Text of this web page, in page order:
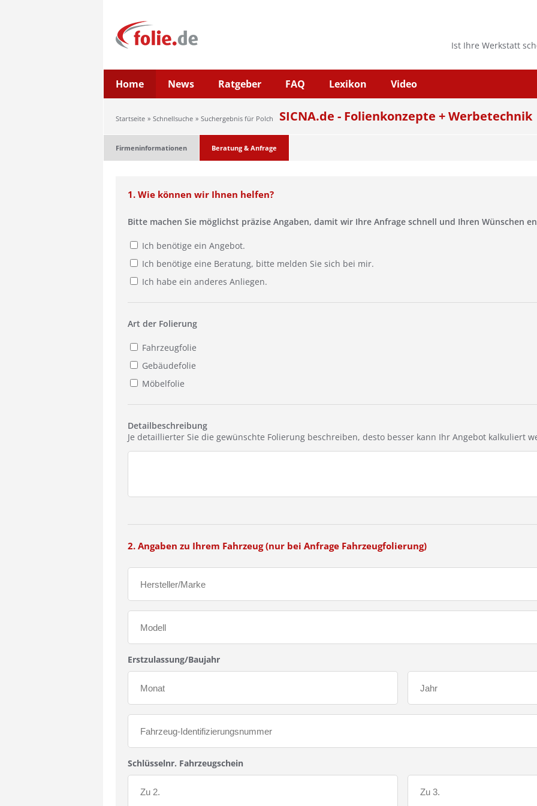
Ist Ihre Werkstatt
Home News Ratgeber FAQ Lexikon Video
Startseite Schnellsuche Suchergebnis für Polch SICNA.de - Folienkonzepte + Werbetechnik
Firmeninformationen Beratung & Anfrage
1. Wie können wir Ihnen helfen?
Bitte machen Sie möglichst präzise Angaben, damit wir Ihre Anfrage schnell und Ihren Wünschen
Ich benötige ein Angebot.
Ich benötige eine Beratung, bitte melden Sie sich bei mir.
Ich habe ein anderes Anliegen.
Art der Folierung
Fahrzeugfolie
Gebäudefolie
Möbelfolie
Detailbeschreibung
Je detaillierter Sie die gewünschte Folierung beschreiben, desto besser kann Ihr Angebot kalkuliert
2. Angaben zu Ihrem Fahrzeug (nur bei Anfrage Fahrzeugfolierung)
Erstzulassung/Baujahr
Schlüsselnr. Fahrzeugschein